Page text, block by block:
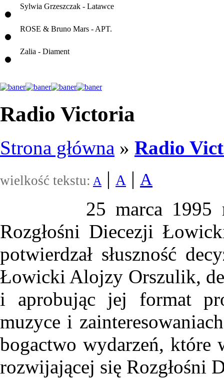
Sylwia Grzeszczak - Latawce
ROSE & Bruno Mars - APT.
Zalia - Diament
Radio Victoria
Strona główna » Radio
wielkość tekstu: A | A | A
25 marca 1995
Rozgłośni Diecezji
potwierdzał słuszność
Łowicki Alojzy Orszulik,
i aprobując jej format
muzyce i
bogactwo wydarzeń, które
rozwijającej się Rozgłośni